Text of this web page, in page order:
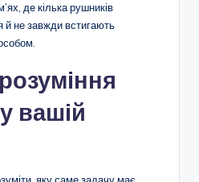
де кілька рушників
не завжди встигають
вашій